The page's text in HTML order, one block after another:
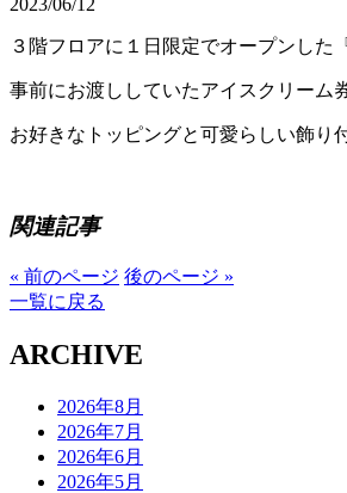
2023/06/12
３階フロアに１日限定でオープンし
事前にお渡ししていたアイスクリーム
お好きなトッピングと可愛らしい飾り
関連記事
« 前のページ 後のページ »
一覧に戻る
ARCHIVE
2026年8月
2026年7月
2026年6月
2026年5月